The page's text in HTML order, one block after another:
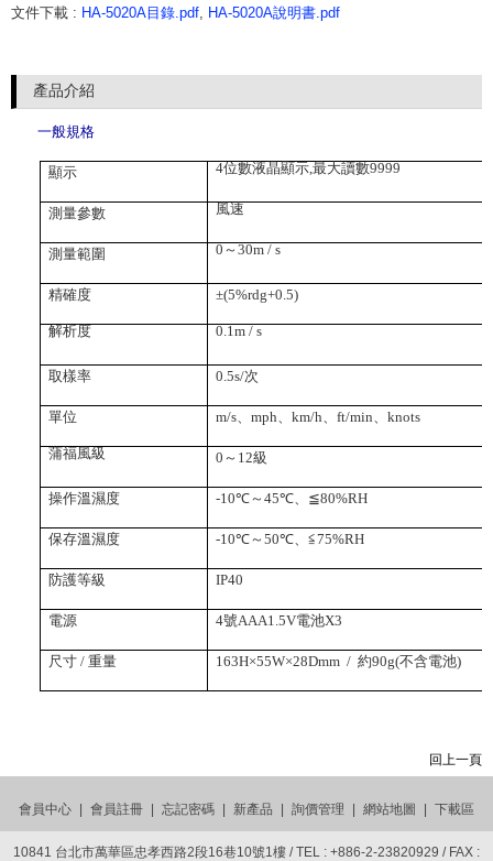
文件下載 : HA-5020A目錄.pdf, HA-5020A說明書.pdf
產品介紹
一般規格
顯示 4位數液晶顯示,最大讀數9999
測量參數 風速
測量範圍 0 ～30m / s
精確度 ±(5%rdg+0.5)
解析度 0.1m / s
取樣率 0.5s/次
單位 m/s、mph、km/h、ft/min、knots
蒲福風級 0 ～ 12級
操作溫濕度 -10℃～45℃、 ≦80%RH
保存溫濕度 -10℃～50℃、≦75%RH
防護等級 IP40
電源 4號AAA1.5V電池X3
尺寸 /重量 163H×55W×28Dmm /約90g(不含電池)
回上一頁
會員中心 會員註冊 忘記密碼 新產品 詢價管理 網站地圖 下載區
10841 台北市萬華區忠孝西路2段16巷10號1樓 / TEL : +886-2-23820929 / FAX :